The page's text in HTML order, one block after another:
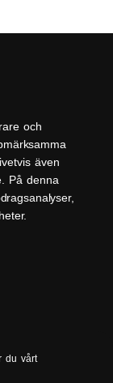
och
även
På denna
du vårt